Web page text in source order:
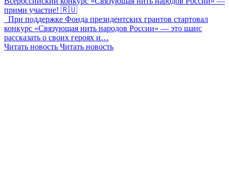
прими участие! 🇷🇺
При поддержке Фонда президентских грантов стартовал
конкурс «Связующая нить народов России» — это шанс
рассказать о своих героях и…
Читать новость Читать новость